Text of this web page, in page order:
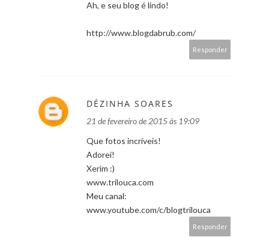
Ah, e seu blog é lindo!
http://www.blogdabrub.com/
Responder
DÉZINHA SOARES
21 de fevereiro de 2015 às 19:09
Que fotos incríveis!
Adorei!
Xerim :)
www.trilouca.com
Meu canal:
www.youtube.com/c/blogtrilouca
Responder